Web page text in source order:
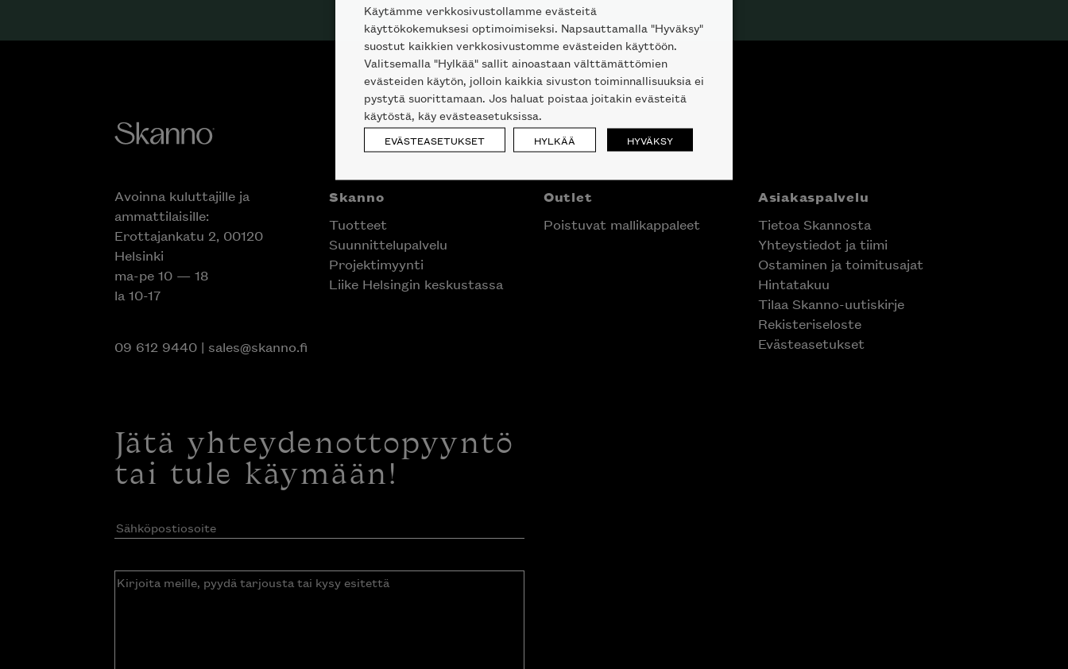
Avoinna kuluttajille ja
ammattilaisille:
Erottajankatu 2, 00120
Helsinki
ma-pe 10 — 18
la 10-17
09 612 9440|
Skanno
Tuotteet
Suunnittelupalvelu
Projektimyynti
Liike Helsingin keskustassa
Outlet
Poistuvat mallikappaleet
Asiakaspalvelu
Tietoa Skannosta
Yhteystiedot ja tiimi
Ostaminen ja toimitusajat
Hintatakuu
Tilaa Skanno-uutiskirje
Rekisteriseloste
Evästeasetukset
Jätä yhteydenottopyyntö
tai tule käymään!
Sähköpostiosoite(Pakollinen)
Kirjoita
Inspiroidu italialaisen merkin laadukkaasta
huonekalumallistosta.
Käytämme verkkosivustollamme evästeitä
käyttökokemuksesi optimoimiseksi. Napsauttamalla "Hyväksy"
suostut kaikkien verkkosivustomme evästeiden käyttöön.
Valitsemalla "Hylkää" sallit ainoastaan välttämättömien
evästeiden käytön, jolloin kaikkia sivuston toiminnallisuuksia ei
pystytä suorittamaan. Jos haluat poistaa joitakin evästeitä
käytöstä, käy evästeasetuksissa.
EVÄSTEASETUKSET HYLKÄÄ HYVÄKSY